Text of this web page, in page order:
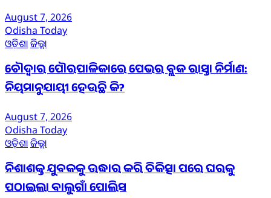
August 7, 2026
Odisha Today
ଓଡ଼ିଶାଜିଲ୍ଲା
ଚୌଦ୍ୱାର ପୌରପାଳିକାରେ ପେଭର ବ୍ଲକ ରାସ୍ତା ନିର୍ମାଣ:
ନିୟମାନୁଯାୟୀ ହେଉଛି କି?
August 7, 2026
Odisha Today
ଓଡ଼ିଶାଜିଲ୍ଲା
ନିଶାଶକ୍ତ ଯୁବକକୁ ଉଦ୍ଧାର କରି ଚିକିତ୍ସା ପରେ ଘରକୁ
ପଠାଇଲା ବାଲୁଗାଁ ପୋଲିସ